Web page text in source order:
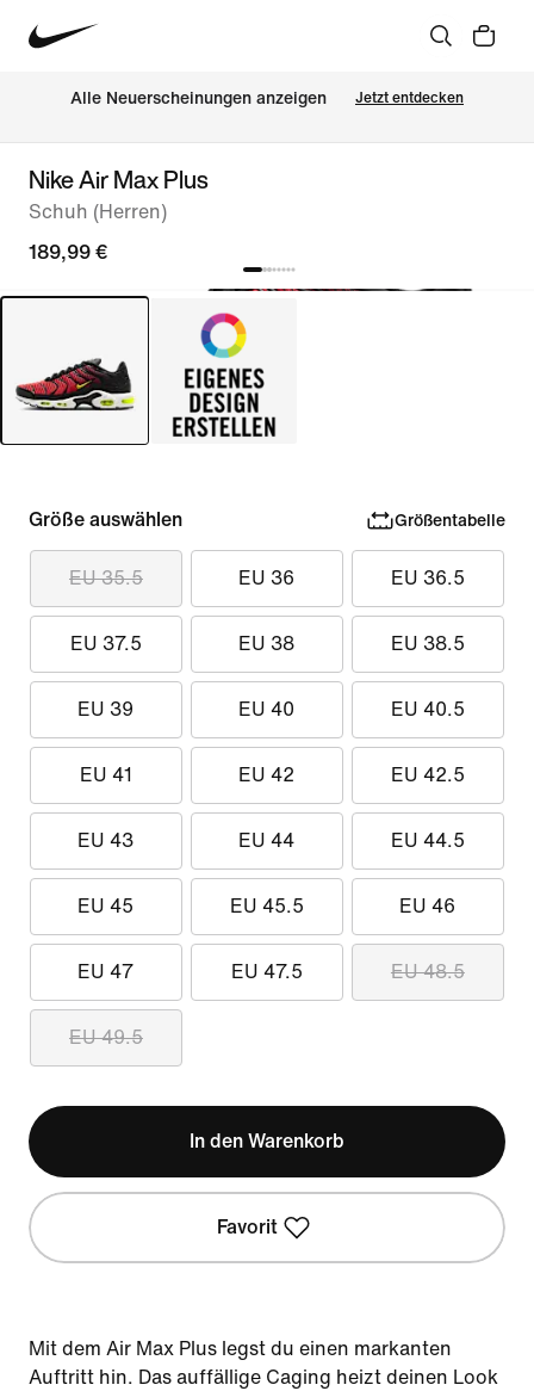
Alle Neuerscheinungen anzeigen Jetzt entdecken
Nike Air Max Plus
Schuh (Herren)
189,99 €
Größe auswählen Größentabelle
EU 35.5 EU 36 EU 36.5
EU 37.5 EU 38 EU 38.5
EU 39 EU 40 EU 40.5
EU 41 EU 42 EU 42.5
EU 43 EU 44 EU 44.5
EU 45 EU 45.5 EU 46
EU 47 EU 47.5 EU 48.5
EU 49.5
In den Warenkorb
Favorit
Mit dem Air Max Plus legst du einen markanten
Auftritt hin. Das auffällige Caging heizt deinen Look